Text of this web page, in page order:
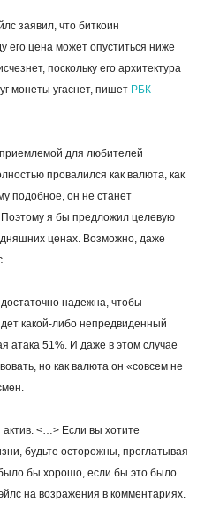
заявил, что биткоин
его цена может опуститься ниже
поскольку его архитектура
монеты угаснет, пишет РБК
для любителей
провалился как валюта, как
подобное, он не станет
я бы предложил целевую
ценах. Возможно, даже
надежна, чтобы
какой-либо непредвиденный
атака 51%. И даже в этом случае
но как валюта он «совсем не
<…> Если вы хотите
будьте осторожны, проглатывая
бы хорошо, если бы это было
на возражения в комментариях.